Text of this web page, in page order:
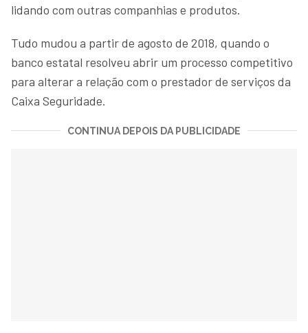
lidando com outras companhias e produtos.
Tudo mudou a partir de agosto de 2018, quando o
banco estatal resolveu abrir um processo competitivo
para alterar a relação com o prestador de serviços da
Caixa Seguridade.
CONTINUA DEPOIS DA PUBLICIDADE